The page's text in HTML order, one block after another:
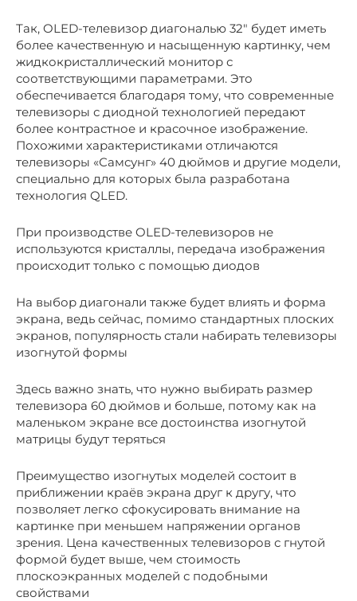
Так, OLED-телевизор диагональю 32″ будет иметь
более качественную и насыщенную картинку, чем
жидкокристаллический монитор с
соответствующими параметрами. Это
обеспечивается благодаря тому, что современные
телевизоры с диодной технологией передают
более контрастное и красочное изображение.
Похожими характеристиками отличаются
телевизоры «Самсунг» 40 дюймов и другие модели,
специально для которых была разработана
технология QLED.
При производстве OLED-телевизоров не
используются кристаллы, передача изображения
происходит только с помощью диодов
На выбор диагонали также будет влиять и форма
экрана, ведь сейчас, помимо стандартных плоских
экранов, популярность стали набирать телевизоры
изогнутой формы
Здесь важно знать, что нужно выбирать размер
телевизора 60 дюймов и больше, потому как на
маленьком экране все достоинства изогнутой
матрицы будут теряться
Преимущество изогнутых моделей состоит в
приближении краёв экрана друг к другу, что
позволяет легко сфокусировать внимание на
картинке при меньшем напряжении органов
зрения. Цена качественных телевизоров с гнутой
формой будет выше, чем стоимость
плоскоэкранных моделей с подобными
свойствами